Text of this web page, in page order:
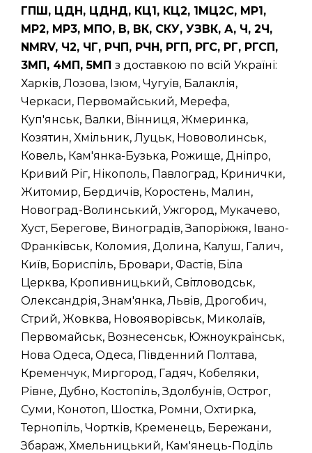
ГПШ, ЦДН, ЦДНД, КЦ1, КЦ2, 1МЦ2С, МР1,
МР2, МР3, МПО, В, ВК, СКУ, УЗВК, А, Ч, 2Ч,
NMRV, Ч2, ЧГ, РЧП, РЧН, РГП, РГС, РГ, РГСП,
3МП, 4МП, 5МП з доставкою по всій Україні:
Харків, Лозова, Ізюм, Чугуїв, Балаклія,
Черкаси, Первомайський, Мерефа,
Куп'янськ, Валки, Вінниця, Жмеринка,
Козятин, Хмільник, Луцьк, Нововолинськ,
Ковель, Кам'янка-Бузька, Рожище, Дніпро,
Кривий Ріг, Нікополь, Павлоград, Кринички,
Житомир, Бердичів, Коростень, Малин,
Новоград-Волинський, Ужгород, Мукачево,
Хуст, Берегове, Виноградів, Запоріжжя, Івано-
Франківськ, Коломия, Долина, Калуш, Галич,
Київ, Бориспіль, Бровари, Фастів, Біла
Церква, Кропивницький, Світловодськ,
Олександрія, Знам'янка, Львів, Дрогобич,
Стрий, Жовква, Новояворівськ, Миколаїв,
Первомайськ, Вознесенськ, Южноукраїнськ,
Нова Одеса, Одеса, Південний Полтава,
Кременчук, Миргород, Гадяч, Кобеляки,
Рівне, Дубно, Костопіль, Здолбунів, Острог,
Суми, Конотоп, Шостка, Ромни, Охтирка,
Тернопіль, Чортків, Кременець, Бережани,
Збараж, Хмельницький, Кам'янець-Поділь